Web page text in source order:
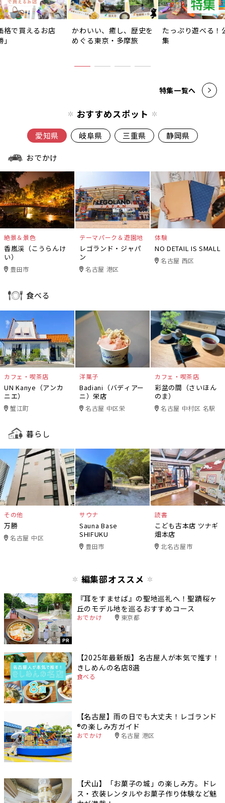
格で買えるお店
かわいい、癒し、歴史を
めぐる東京・多摩旅
たっぷり遊べる！
集
特集一覧へ
おすすめスポット
愛知県 岐阜県 三重県 静岡県
おでかけ
絶景＆景色
香嵐渓（こうらんけ
い）
豊田市
テーマパーク＆遊園地
レゴランド・ジャパ
ン
名古屋 港区
体験
NO DETAIL IS SMALL
名古屋 西区
食べる
カフェ・喫茶店
UN Kanye（アンカ
ニエ）
蟹江町
洋菓子
Badiani（バディアー
ニ）栄店
名古屋 中区栄
カフェ・喫茶店
彩盆の間（さいほん
のま）
名古屋 中村区 名駅
暮らし
その他
万勝
名古屋 中区
サウナ
Sauna Base
SHIFUKU
豊田市
読書
こども古本店 ツナギ
畑本店
北名古屋市
編集部オススメ
PR
『耳をすませば』の聖地巡礼へ！聖蹟桜ヶ
丘のモデル地を巡るおすすめコース
おでかけ 東京都
【2025年最新版】名古屋人が本気で推す！
きしめんの名店8選
食べる
【名古屋】雨の日でも大丈夫！レゴランド
®️の楽しみ方ガイド
おでかけ 名古屋 港区
【犬山】「お菓子の城」の楽しみ方。ドレ
ス・衣装レンタルやお菓子作り体験など魅